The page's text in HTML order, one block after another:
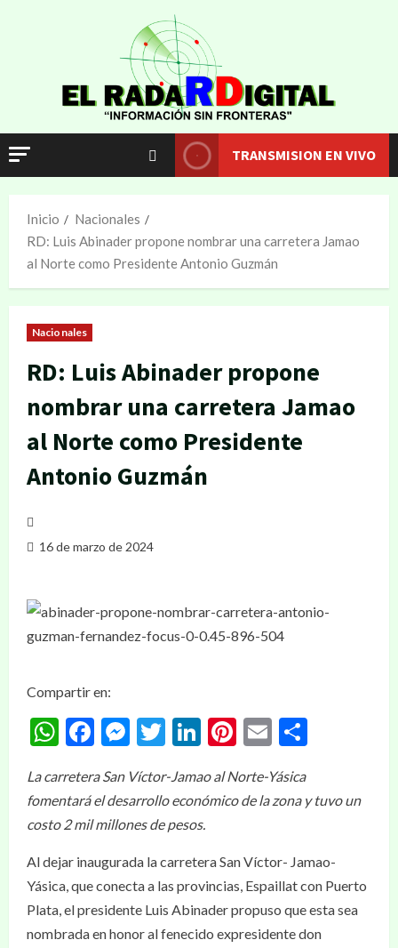
TRANSMISION EN VIVO
Inicio
Nacionales
RD: Luis Abinader propone nombrar una carretera Jamao
al Norte como Presidente Antonio Guzmán
Nacionales
RD: Luis Abinader propone
nombrar una carretera Jamao
al Norte como Presidente
Antonio Guzmán
16 de marzo de 2024
Compartir en:
WhatsApp
Facebook
Messenger
Twitter
LinkedIn
Pinterest
Email
La carretera San Víctor-Jamao al Norte-Yásica
fomentará el desarrollo económico de la zona y tuvo un
costo 2 mil millones de pesos.
Al dejar inaugurada la carretera San Víctor- Jamao-
Yásica, que conecta a las provincias, Espaillat con Puerto
Plata, el presidente Luis Abinader propuso que esta sea
nombrada en honor al fenecido expresidente don